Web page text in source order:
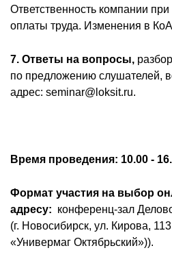
Ответственность компании
оплаты труда. Изменения в
7. Ответы на вопросы,
по предложению слушателей,
адрес: seminar@loksit.ru.
Время проведения: 10.00 -
Формат участия на выбор
адресу: конференц-зал
(г. Новосибирск, ул. Кирова,
«Универмаг Октябрьский»)).